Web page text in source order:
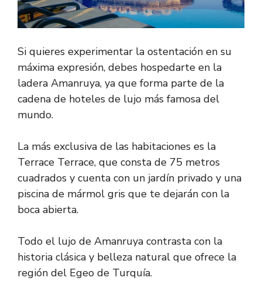
Si quieres experimentar la ostentación en su
máxima expresión, debes hospedarte en la
ladera Amanruya, ya que forma parte de la
cadena de hoteles de lujo más famosa del
mundo.
La más exclusiva de las habitaciones es la
Terrace Terrace, que consta de 75 metros
cuadrados y cuenta con un jardín privado y una
piscina de mármol gris que te dejarán con la
boca abierta.
Todo el lujo de Amanruya contrasta con la
historia clásica y belleza natural que ofrece la
región del Egeo de Turquía.